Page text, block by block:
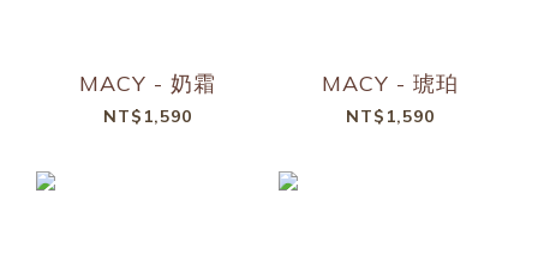
MACY - 奶霜
NT$1,590
MACY - 琥珀
NT$1,590